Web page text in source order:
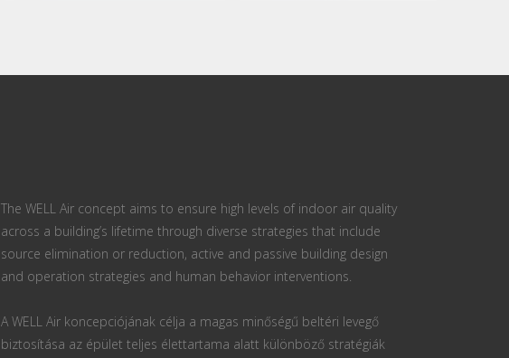
The WELL Air concept aims to ensure high levels of indoor air quality
across a building’s lifetime through diverse strategies that include
source elimination or reduction, active and passive building design
and operation strategies and human behavior interventions.
A WELL Air koncepciójának célja a magas minőségű beltéri levegő
biztosítása az épület teljes élettartama alatt különböző stratégiák